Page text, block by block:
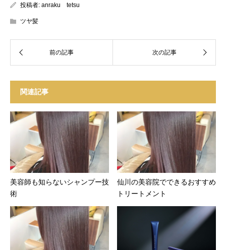
投稿者: anraku tetsu
ツヤ髪
関連記事
美容師も知らないシャンプー技
術
仙川の美容院でできるおすすめ
トリートメント